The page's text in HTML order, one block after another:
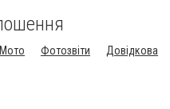
Фотозвіти Довідкова